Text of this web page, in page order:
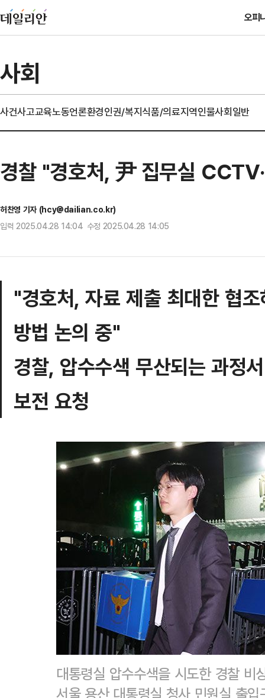
오피
사회
사건사고교육노동언론환경인권/복지식품/의료지역인물사회일반
경찰 "경호처, 尹 집무실
허찬영 기자 (hcy@dailian.co.kr)
입력 2025.04.28 14:04 수정 2025.04.28 14:05
"경호처, 자료 제출 최대한 협
방법 논의 중"
경찰, 압수수색 무산되는 과정
보전 요청
대통령실 압수수색을 시도한 경찰 비
서울 용산 대통령실 청사 민원실 출